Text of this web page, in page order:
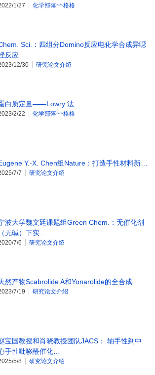
1/27 化学部落~~格格
Sci.：四组分Domino反应电化学合成异噁
反应…
12/30 研究论文介绍
白质定量——Lowry 法
2/22 化学部落~~格格
Y.-X. Chen组Nature：打造手性材料新…
7/7 研究论文介绍
波大学魏文廷课题组Green Chem.：无催化剂
（无碱）下实…
7/6 研究论文介绍
然产物Scabrolide A和Yonarolide的全合成
7/19 研究论文介绍
宝国教授和肖晓教授团队JACS： 轴手性到中
手性吡哆醛催化…
5/8 研究论文介绍